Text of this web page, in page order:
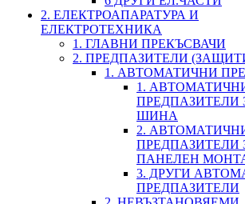
2. ЕЛЕКТРОАПАРАТУРА И
ЕЛЕКТРОТЕХНИКА
1. ГЛАВНИ ПРЕКЪСВАЧИ
2. ПРЕДПАЗИТЕЛИ
1. АВТОМАТИЧНИ
1.
ПРЕДПАЗИТЕЛИ
ШИНА
2.
ПРЕДПАЗИТЕЛИ
ПАНЕЛЕН
3. ДРУГИ
ПРЕДПАЗИТЕЛИ